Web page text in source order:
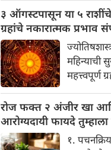
वाजवताना
प्रथा आहे,
केला आहे
आहे आणि
आहे? हा
यामागे
श्रद्धा,
वैज्ञानिक
अनोख्या
३ ऑगस्टपासून या ५
ग्रहांचे नकारात्मक
दिवसांची सुरुवात होईल
हालचाल
आहे.
अत्यंत
रोज फक्त २ अंजीर खा
आरोग्यदायी फायदे
१.